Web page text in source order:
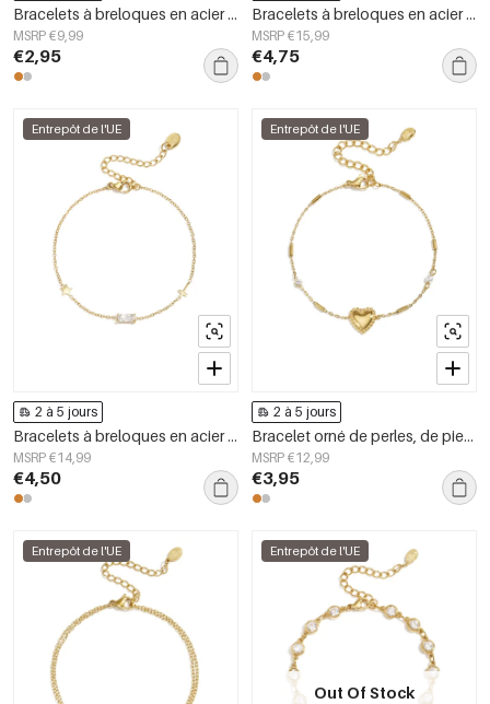
Bracelets à breloques en acier inoxydable, collection Sun Casual Daily Simple, bijoux pour femmes
MSRP €9,99
€2,95
Bracelets à breloques en acier inoxydable en forme de cœur, collection décontractée et simple pour femmes
MSRP €15,99
€4,75
Entrepôt de l'UE
2 à 5 jours
Bracelets à breloques en acier inoxydable, collection Étoile, style décontracté et simple pour femmes
MSRP €14,99
€4,50
Entrepôt de l'UE
2 à 5 jours
Bracelet orné de perles, de pierres et d&#39;un cœur imposant
MSRP €12,99
€3,95
Entrepôt de l'UE Entrepôt de l'UE
Out Of Stock